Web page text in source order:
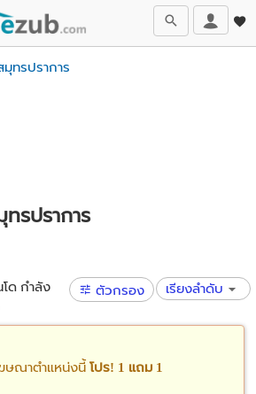
มุทรปราการ
รปราการ
ด กำลัง
ตัวกรอง เรียงลำดับ
ษณาตำแหน่งนี้ โปร! 1 แถม 1